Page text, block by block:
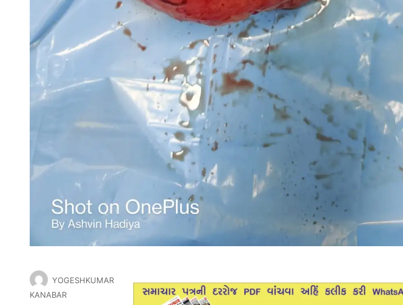
YOGESHKUMAR
KANABAR